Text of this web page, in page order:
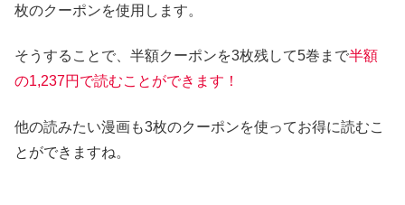
枚のクーポンを使用します。
そうすることで、半額クーポンを3枚残して5巻まで半額
の1,237円で読むことができます！
他の読みたい漫画も3枚のクーポンを使ってお得に読むこ
とができますね。